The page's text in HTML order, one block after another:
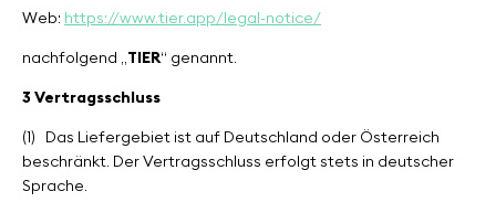
Web: https://www.tier.app/legal-notice/
nachfolgend „ TIER“ genannt.
3 Vertragsschluss
(1)
Das Liefergebiet ist auf Deutschland oder Österreich
beschränkt. Der Vertragsschluss erfolgt stets in deutscher
Sprache.